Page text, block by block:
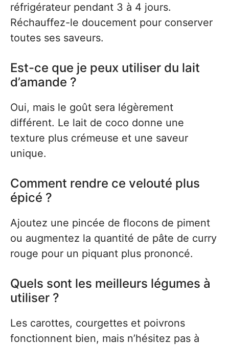
réfrigérateur pendant 3 à 4 jours.
Réchauffez-le doucement pour conserver
toutes ses saveurs.
Est-ce que je peux utiliser du lait
d’amande ?
Oui, mais le goût sera légèrement
différent. Le lait de coco donne une
texture plus crémeuse et une saveur
unique.
Comment rendre ce velouté plus
épicé ?
Ajoutez une pincée de flocons de piment
ou augmentez la quantité de pâte de curry
rouge pour un piquant plus prononcé.
Quels sont les meilleurs légumes à
utiliser ?
Les carottes, courgettes et poivrons
fonctionnent bien, mais n’hésitez pas à